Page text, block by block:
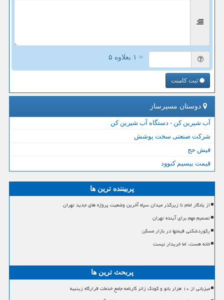
= ۱ بعلاوه ۵
ثبت کامنت
دوستان مسیرساز
آب شیرین کن - دستگاه آب شیرین کن
شرکت صنعتی سخت پوشش
فیش حج
قیمت بیسیم کنوود
پربیننده ترین ها
از یادگار امام تا زیرگذر میدان سپاه آخرین وضعیت پروژه های جدید تهران
تصمیم مهم برای آینده تهران
رکوردشکنی قیمتها در بازار مسکن
خانه هست، اما خریدار نیست
پربحث ترین ها
میزبانی از ۱۰ هزار بانو و کودک زائر کارنامه جامع خدمات قرارگاه زینبیه